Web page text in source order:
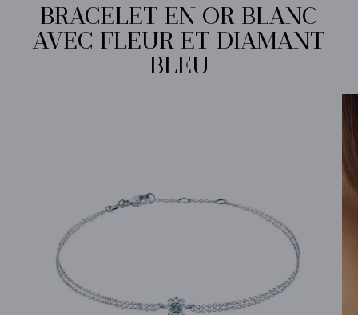
BRACELET EN OR BLANC
AVEC FLEUR ET DIAMANT
BLEU